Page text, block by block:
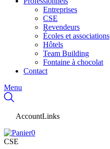
Entreprises
CSE
Revendeurs
Écoles et associations
Hôtels
Team Building
Fontaine à chocolat
Contact
Menu
AccountLinks
0
CSE